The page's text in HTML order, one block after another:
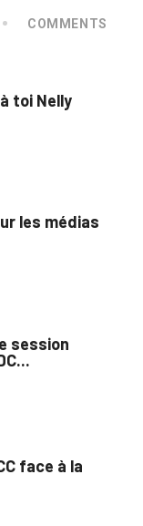
COMMENTS
toi Nelly
les médias
session
face à la